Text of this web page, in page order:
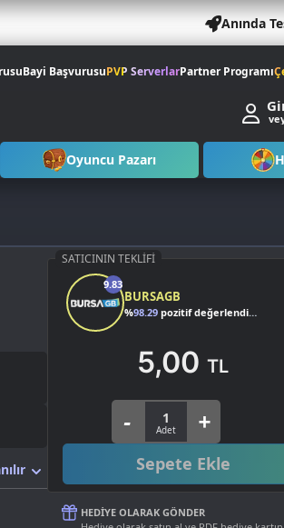
Anında
Bayi BaşvurusuPVP ServerlarPartner Programı
Oyuncu Pazarı
SATICININ TEKLIFI
9.83
BURSAGB
%98.29pozitif değerlendirme
5,00TL
Sepete Ekle
HEDIYE OLARAK GÖNDER